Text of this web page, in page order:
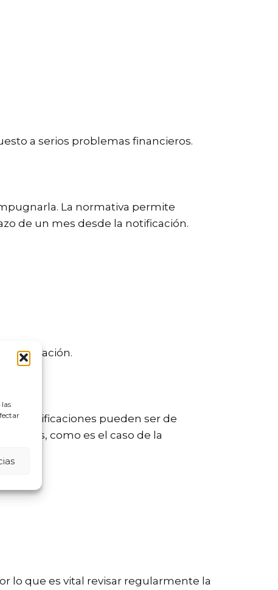
a serios problemas financieros.
La normativa permite
de un mes desde la notificación.
notificaciones pueden ser de
como es el caso de la
lo que es vital revisar regularmente la